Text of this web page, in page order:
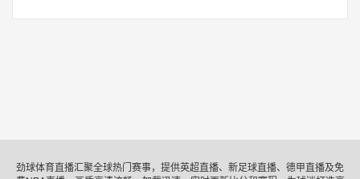
劲球体育直播汇聚全球热门赛事，提供英超直播、新足球直播、德甲直播及免